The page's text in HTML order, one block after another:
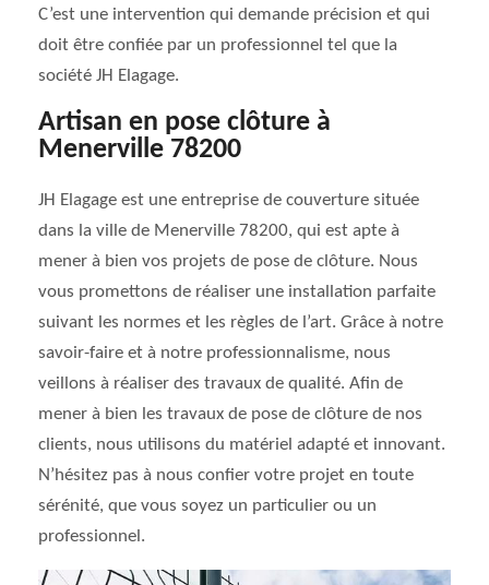
C’est une intervention qui demande précision et qui
doit être confiée par un professionnel tel que la
société JH Elagage.
Artisan en pose clôture à
Menerville 78200
JH Elagage est une entreprise de couverture située
dans la ville de Menerville 78200, qui est apte à
mener à bien vos projets de pose de clôture. Nous
vous promettons de réaliser une installation parfaite
suivant les normes et les règles de l’art. Grâce à notre
savoir-faire et à notre professionnalisme, nous
veillons à réaliser des travaux de qualité. Afin de
mener à bien les travaux de pose de clôture de nos
clients, nous utilisons du matériel adapté et innovant.
N’hésitez pas à nous confier votre projet en toute
sérénité, que vous soyez un particulier ou un
professionnel.